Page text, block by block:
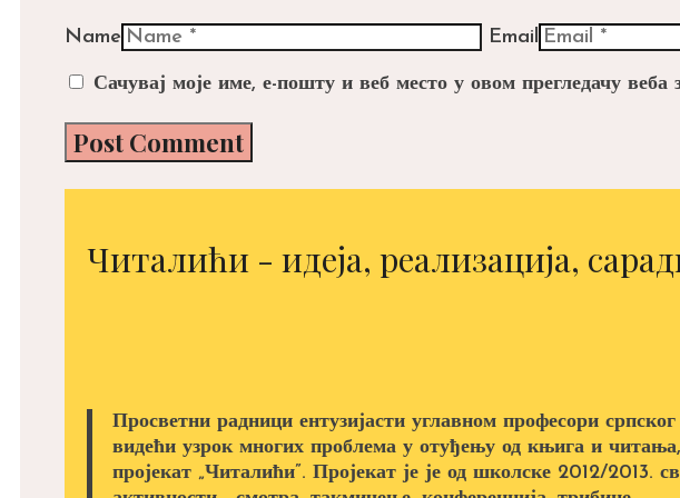
Name Email
Сачувај моје име, е-пошту и веб место у овом прегледачу
Читалићи - идеја, реализација,
Просветни радници ентузијасти углавном професори
видећи узрок многих проблема у отуђењу од књига и
пројекат „Читалићи”. Пројекат је је од школске 2012/2013.